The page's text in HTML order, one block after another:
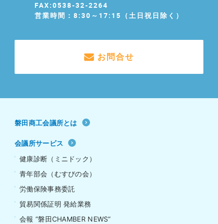
FAX:0538-32-2264
営業時間：8:30～17:15（土日祝日除く）
お問合せ
磐田商工会議所とは
会議所サービス
健康診断（ミニドック）
青年部会（むすびの会）
労働保険事務委託
貿易関係証明 発給業務
会報 ”磐田CHAMBER NEWS”